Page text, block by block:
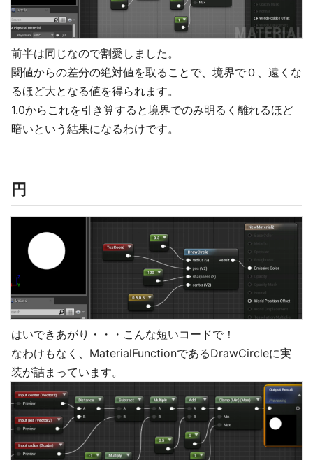
前半は同じなので割愛しました。
閾値からの差分の絶対値を取ることで、境界で０、遠くな
るほど大となる値を得られます。
1.0からこれを引き算すると境界でのみ明るく離れるほど
暗いという結果になるわけです。
円
はいできあがり・・・こんな短いコードで！
なわけもなく、MaterialFunctionであるDrawCircleに実
装が詰まっています。